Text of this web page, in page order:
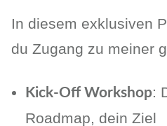
In diesem exklusiven
du Zugang zu meiner
Kick-Off Workshop:
Roadmap, dein Ziel